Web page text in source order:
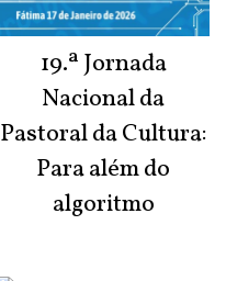
19.ª Jornada
Nacional da
Pastoral da Cultura:
Para além do
algoritmo